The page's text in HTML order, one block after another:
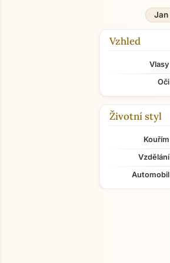
Jan
Vzhled
Vlasy
Oči
Životní styl
Kouřím
Vzdělání
Automobil